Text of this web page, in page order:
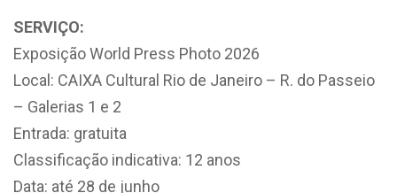
SERVIÇO:
Exposição World Press Photo 2026
Local: CAIXA Cultural Rio de Janeiro – R. do Passeio
– Galerias 1 e 2
Entrada: gratuita
Classificação indicativa: 12 anos
Data: até 28 de junho